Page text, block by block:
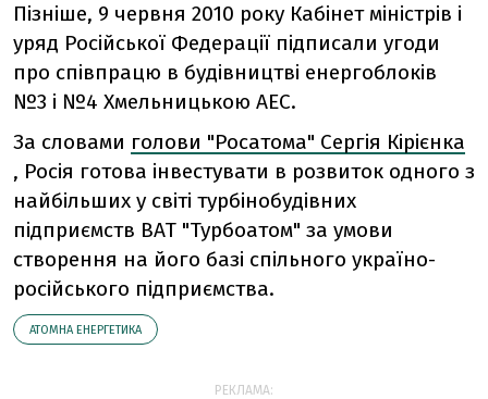
Пізніше, 9 червня 2010 року Кабінет міністрів і
уряд Російської Федерації підписали угоди
про співпрацю в будівництві енергоблоків
№3 і №4 Хмельницькою АЕС.
За словами голови "Росатома" Сергія Кірієнка
, Росія готова інвестувати в розвиток одного з
найбільших у світі турбінобудівних
підприємств ВАТ "Турбоатом" за умови
створення на його базі спільного україно-
російського підприємства.
АТОМНА ЕНЕРГЕТИКА
РЕКЛАМА: